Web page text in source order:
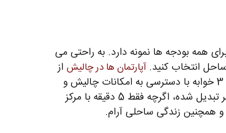
همه بودجه ها نمونه دارد. به راحتی می
آپارتمان ها در چالیش از
50،000 پوند برای املاک سبک قدیمی شروع می شود و با 75،000 پوند شما آپارتمان با کیفیت بالا 2 یا 3 خوابه با دسترسی به امکانات چالیش و
تفرجگاه ساحلی جدید و دوست داشتنی میتوانید خریداری کنید. اکنون چالیش به خودی خود به یک شهر تبدیل شده، اگرچه فقط 5 دقیقه با مرکز
و همچنین زندگی ساحلی آرام.